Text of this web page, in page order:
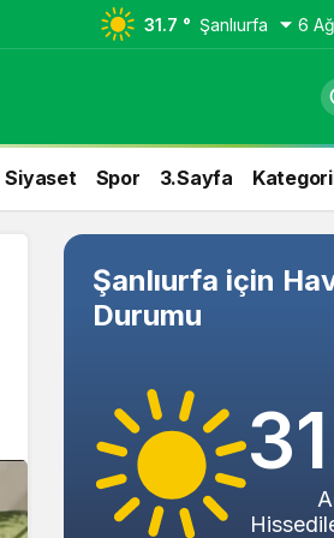
31.7 ° Şanlıurfa 6
Siyaset Spor 3.Sayfa
Şanlıurfa için
Durumu